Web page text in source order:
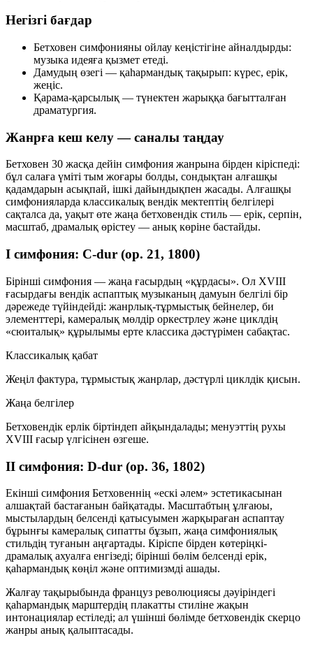
Негізгі бағдар
Бетховен симфонияны ойлау кеңістігіне айналдырды:
музыка идеяға қызмет етеді.
Дамудың өзегі — қаһармандық тақырып: күрес, ерік,
жеңіс.
Қарама-қарсылық — түнектен жарыққа бағытталған
драматургия.
Жанрға кеш келу — саналы таңдау
Бетховен 30 жасқа дейін симфония жанрына бірден кіріспеді:
бұл салаға үміті тым жоғары болды, сондықтан алғашқы
қадамдарын асықпай, ішкі дайындықпен жасады. Алғашқы
симфонияларда классикалық вендік мектептің белгілері
сақталса да, уақыт өте жаңа бетховендік стиль — ерік, серпін,
масштаб, драмалық өрістеу — анық көріне бастайды.
I симфония: C-dur (op. 21, 1800)
Бірінші симфония — жаңа ғасырдың «құрдасы». Ол XVIII
ғасырдағы вендік аспаптық музыканың дамуын белгілі бір
дәрежеде түйіндейді: жанрлық-тұрмыстық бейнелер, би
элементтері, камералық мөлдір оркестрлеу және циклдің
«сюиталық» құрылымы ерте классика дәстүрімен сабақтас.
Классикалық қабат
Жеңіл фактура, тұрмыстық жанрлар, дәстүрлі циклдік қисын.
Жаңа белгілер
Бетховендік ерлік біртіндеп айқындалады; менуэттің рухы
XVIII ғасыр үлгісінен өзгеше.
II симфония: D-dur (op. 36, 1802)
Екінші симфония Бетховеннің «ескі әлем» эстетикасынан
алшақтай бастағанын байқатады. Масштабтың ұлғаюы,
мыстылардың белсенді қатысуымен жарқыраған аспаптау
бұрынғы камералық сипатты бұзып, жаңа симфониялық
стильдің туғанын аңғартады. Кіріспе бірден көтеріңкі-
драмалық ахуалға енгізеді; бірінші бөлім белсенді ерік,
қаһармандық көңіл және оптимизмді ашады.
Жалғау тақырыбында француз революциясы дәуіріндегі
қаһармандық марштердің плакатты стиліне жақын
интонациялар естіледі; ал үшінші бөлімде бетховендік скерцо
жанры анық қалыптасады.